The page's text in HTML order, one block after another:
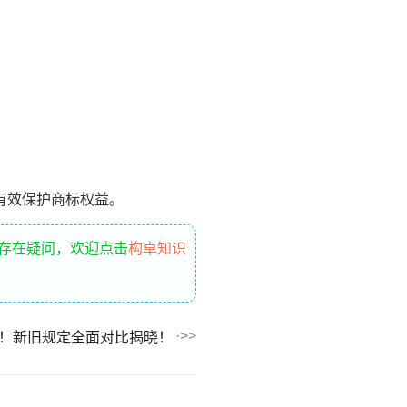
保护商标权益。
在疑问，欢迎点击构卓知识
新旧规定全面对比揭晓！